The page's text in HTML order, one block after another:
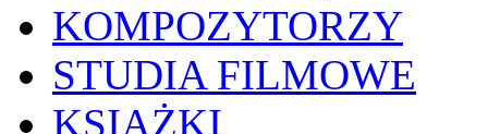
KOMPOZYTORZY
STUDIA FILMOWE
KSIĄŻKI